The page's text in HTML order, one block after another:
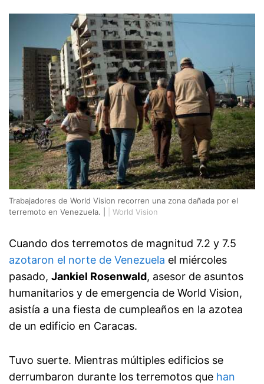
Trabajadores de World Vision recorren una zona dañada por el
terremoto en Venezuela. |
World Vision
Cuando dos terremotos de magnitud 7.2 y 7.5
azotaron el norte de Venezuela el miércoles
pasado, Jankiel Rosenwald, asesor de asuntos
humanitarios y de emergencia de World Vision,
asistía a una fiesta de cumpleaños en la azotea
de un edificio en Caracas.
Tuvo suerte. Mientras múltiples edificios se
derrumbaron durante los terremotos que han